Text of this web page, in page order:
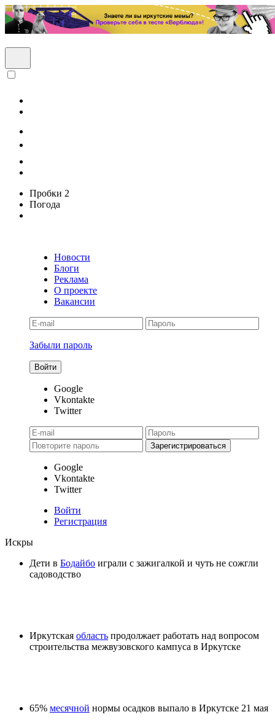
Пробки 2
Погода
Новости
Блоги
Реклама
О проекте
Вакансии
Забыли пароль
Google
Vkontakte
Twitter
Google
Vkontakte
Twitter
Войти
Регистрация
Искры
Дети в Бодайбо играли с зажигалкой и чуть не сожгли
садоводство
Иркутская область продолжает работать над вопросом
строительства межвузовского кампуса в Иркутске
65% месячной нормы осадков выпало в Иркутске 21 мая